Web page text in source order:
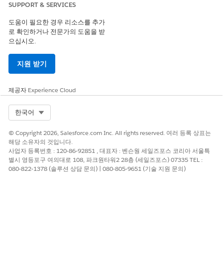
SUPPORT & SERVICES
도움이 필요한 경우 리소스를 추가
로 확인하거나 전문가의 도움을 받
으십시오.
지원 받기
제공자 Experience Cloud
한국어
© Copyright 2026, Salesforce.com Inc. All rights reserved. 여러 등록 상표는
해당 소유자의 것입니다.
사업자 등록번호 : 120-86-92851 , 대표자 : 벤슨웡 세일즈포스 코리아 서울특
별시 영등포구 여의대로 108, 파크원타워2 28층 (세일즈포스) 07335 TEL :
080-822-1378 (솔루션 상담 문의) | 080-805-9651 (기술 지원 문의)